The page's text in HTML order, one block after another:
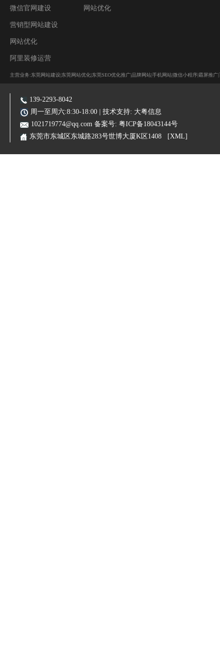
微信官网建设
营销型网站建设
网站优化
阿里装修运营
网站优化
主营业务:东莞网站建设|东莞网站优化|东莞SEO优化推广|品牌网站|手机网站|微信小程序|霸屏推广
139-2293-8042
周一至周六:8:30-18:00 | 技术支持: 大粤信息
1021719774@qq.com 备案号: 粤ICP备18043144号
东莞市东城区东城路283号世博大厦K区1408
[XML]